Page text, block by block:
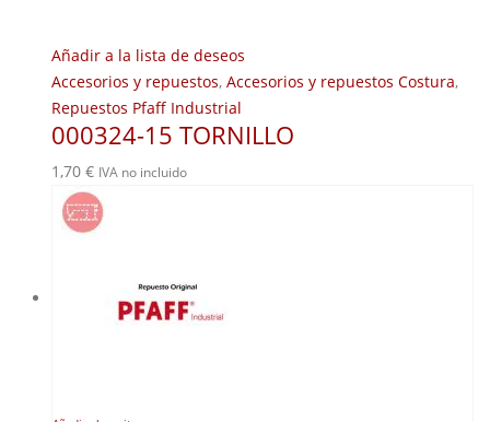
Añadir a la lista de deseos
Accesorios y repuestos, Accesorios y repuestos Costura,
Repuestos Pfaff Industrial
000324-15 TORNILLO
1,70 € IVA no incluido